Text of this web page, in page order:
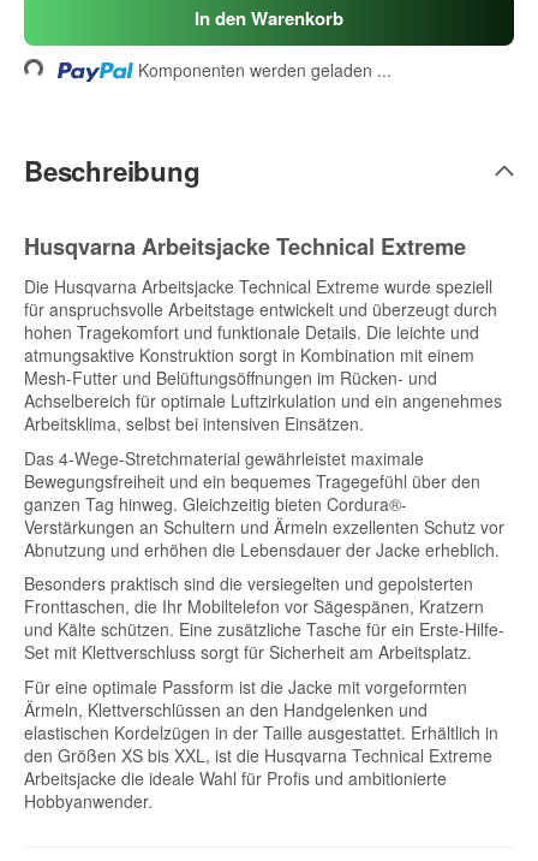
In den Warenkorb
Komponenten werden geladen ...
Beschreibung
Husqvarna Arbeitsjacke Technical Extreme
Die Husqvarna Arbeitsjacke Technical Extreme wurde speziell
für anspruchsvolle Arbeitstage entwickelt und überzeugt durch
hohen Tragekomfort und funktionale Details. Die leichte und
atmungsaktive Konstruktion sorgt in Kombination mit einem
Mesh-Futter und Belüftungsöffnungen im Rücken- und
Achselbereich für optimale Luftzirkulation und ein angenehmes
Arbeitsklima, selbst bei intensiven Einsätzen.
Das 4-Wege-Stretchmaterial gewährleistet maximale
Bewegungsfreiheit und ein bequemes Tragegefühl über den
ganzen Tag hinweg. Gleichzeitig bieten Cordura®-
Verstärkungen an Schultern und Ärmeln exzellenten Schutz vor
Abnutzung und erhöhen die Lebensdauer der Jacke erheblich.
Besonders praktisch sind die versiegelten und gepolsterten
Fronttaschen, die Ihr Mobiltelefon vor Sägespänen, Kratzern
und Kälte schützen. Eine zusätzliche Tasche für ein Erste-Hilfe-
Set mit Klettverschluss sorgt für Sicherheit am Arbeitsplatz.
Für eine optimale Passform ist die Jacke mit vorgeformten
Ärmeln, Klettverschlüssen an den Handgelenken und
elastischen Kordelzügen in der Taille ausgestattet. Erhältlich in
den Größen XS bis XXL, ist die Husqvarna Technical Extreme
Arbeitsjacke die ideale Wahl für Profis und ambitionierte
Hobbyanwender.